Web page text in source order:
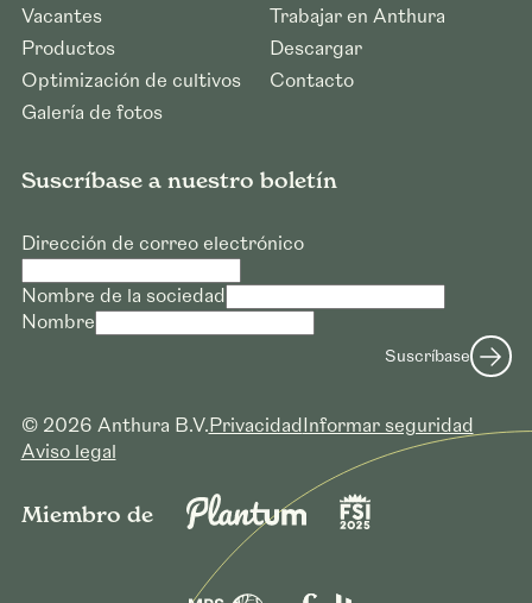
Vacantes
Productos
Optimización de cultivos
Galería de fotos
Trabajar en Anthura
Descargar
Contacto
Suscríbase a nuestro boletín
Dirección de correo electrónico
Nombre de la sociedad
Nombre
Suscríbase
© 2026 Anthura B.V.PrivacidadInformar seguridad
Aviso legal
Miembro de